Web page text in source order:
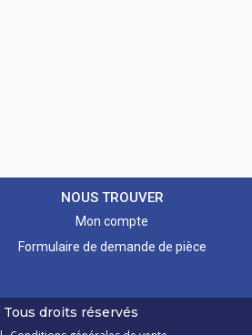
NOUS TROUVER
Mon compte
Formulaire de demande de pièce
Tous droits réservés